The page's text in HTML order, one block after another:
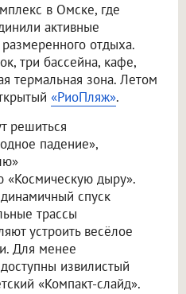
в Омске, где
активные
отдыха.
три бассейна, кафе,
термальная зона. Летом
«РиоПляж».
решиться
падение»,
«Космическую дыру».
спуск
трассы
устроить весёлое
Для менее
извилистый
«Компакт-слайд».